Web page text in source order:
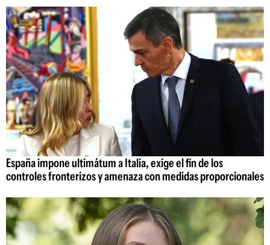
España impone ultimátum a Italia, exige el fin de los
controles fronterizos y amenaza con medidas proporcionales